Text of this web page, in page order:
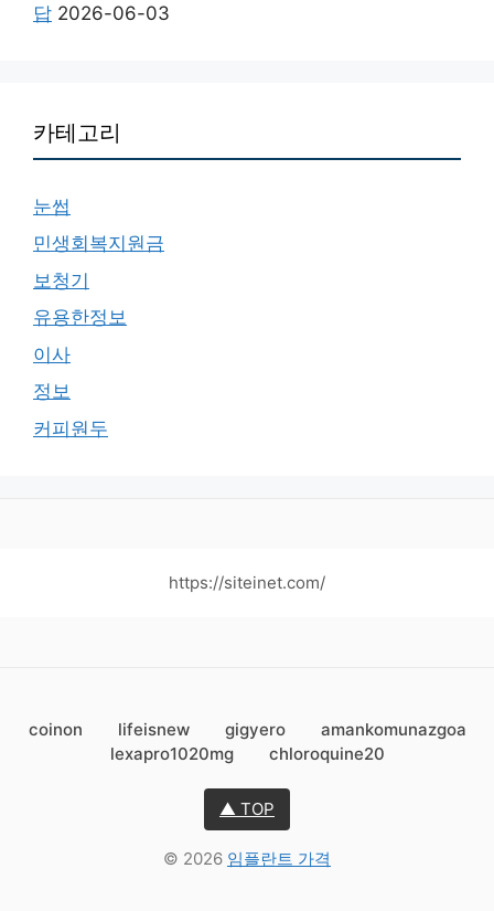
답 2026-06-03
카테고리
눈썹
민생회복지원금
보청기
유용한정보
이사
정보
커피원두
https://siteinet.com/
coinon lifeisnew gigyero
amankomunazgoa
lexapro1020mg
chloroquine20
▲ TOP
© 2026 임플란트 가격